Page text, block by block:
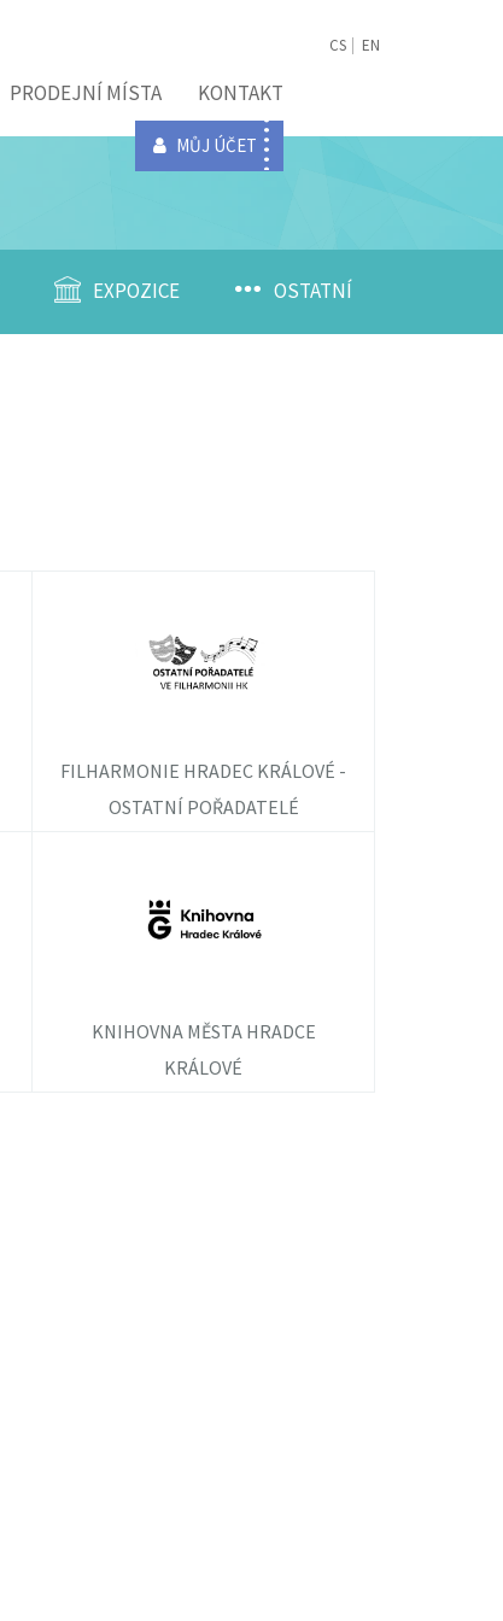
PRODEJNÍ MÍSTA KONTAKT
MŮJ ÚČET
CS EN
EXPOZICE OSTATNÍ
FILHARMONIE HRADEC KRÁLOVÉ -
OSTATNÍ POŘADATELÉ
KNIHOVNA MĚSTA HRADCE
KRÁLOVÉ